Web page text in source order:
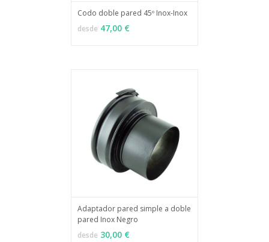
VER OPCIONES
Codo doble pared 45º Inox-Inox
desde 47,00 €
VER OPCIONES
Adaptador pared simple a doble
pared Inox Negro
desde 30,00 €